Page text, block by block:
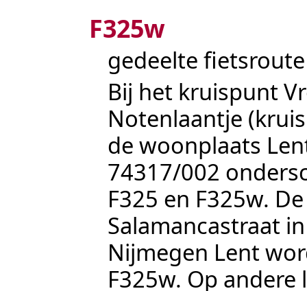
F325w
gedeelte
Bij het kruispunt
Notenlaantje
de woonplaats
74317/002
F325 en F325w.
Salamancastraat
Nijmegen Lent
F325w. Op andere